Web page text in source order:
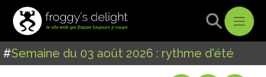
#Semaine du 03 août 2026 : rythme d'été